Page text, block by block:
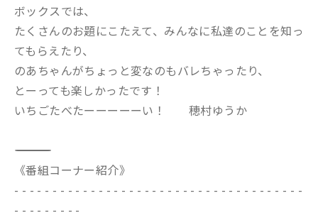
ボックスでは、
たくさんのお題にこたえて、みんなに私達のことを知っ
てもらえたり、
のあちゃんがちょっと変なのもバレちゃったり、
とーっても楽しかったです！
いちごたべたーーーーーい！ 穂村ゆうか
――――――――――――――――――――――――――――――――――――――――――
《番組コーナー紹介》
- - - - - - - - - - - - - - - - - - - - - - - - - - - - - - - - - - - - - -
- - - - - - - - -